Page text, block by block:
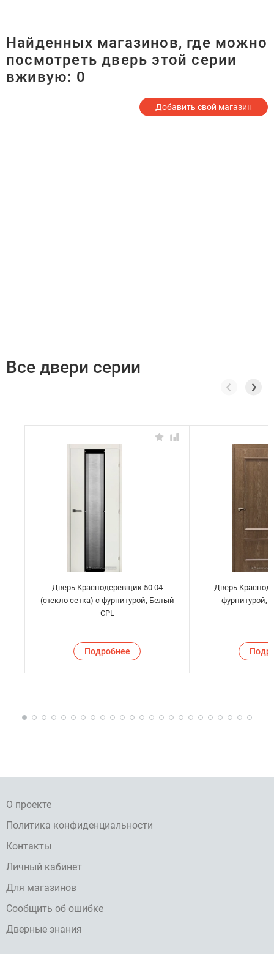
Найденных магазинов, где можно
посмотреть дверь этой серии
вживую: 0
Добавить свой магазин
Все двери серии
Дверь Краснодеревщик 50 04
(стекло сетка) с фурнитурой, Белый
CPL
Подробнее
Дверь
фурнитурой,
О проекте
Политика конфиденциальности
Контакты
Личный кабинет
Для магазинов
Сообщить об ошибке
Дверные знания